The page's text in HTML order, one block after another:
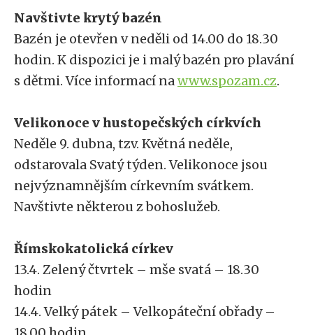
Navštivte krytý bazén
Bazén je otevřen v neděli od 14.00 do 18.30
hodin. K dispozici je i malý bazén pro plavání
s dětmi. Více informací nawww.spozam.cz.
Velikonoce v hustopečských církvích
Neděle 9. dubna, tzv. Květná neděle,
odstarovala Svatý týden. Velikonoce jsou
nejvýznamnějším církevním svátkem.
Navštivte některou z bohoslužeb.
Římskokatolická církev
13.4. Zelený čtvrtek – mše svatá – 18.30
hodin
14.4. Velký pátek – Velkopáteční obřady –